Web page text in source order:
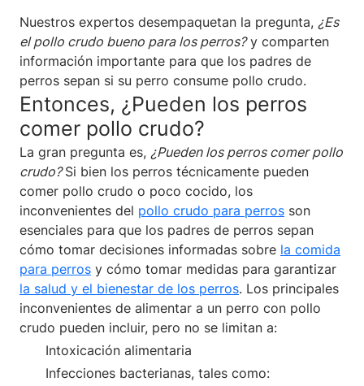
Nuestros expertos desempaquetan la pregunta, ¿Es
el pollo crudo bueno para los perros?y comparten
información importante para que los padres de
perros sepan si su perro consume pollo crudo.
Entonces, ¿Pueden los perros
comer pollo crudo?
La gran pregunta es, ¿Pueden los perros comer pollo
crudo?Si bien los perros técnicamente pueden
comer pollo crudo o poco cocido, los
inconvenientes del pollo crudo para perros son
esenciales para que los padres de perros sepan
cómo tomar decisiones informadas sobre la comida
para perros y cómo tomar medidas para garantizar
la salud y el bienestar de los perros. Los principales
inconvenientes de alimentar a un perro con pollo
crudo pueden incluir, pero no se limitan a:
Intoxicación alimentaria
Infecciones bacterianas, tales como: